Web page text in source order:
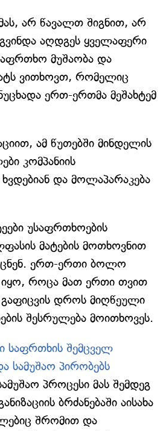
არ წავალთ შიგნით, არ
გვინდა აღდგეს ყველაფერი
მუშაობა და
ვითხოვთ, რომელიც
ერთ-ერთმა მეშახტემ
ამ წუთებში მინდელის
კომპანიის
და მოლაპარაკება
უსაფრთხოების
მატების მოთხოვნით
ერთ-ერთი ბოლო
იყო, როცა მათ ერთი თვით
დროს მიღწეული
შესრულება მოითხოვეს.
საფრთხის შემცველ
სამუშაო პირობებს
პროცესი მას შემდეგ
ბრძანებაში აისახა
შრომით და